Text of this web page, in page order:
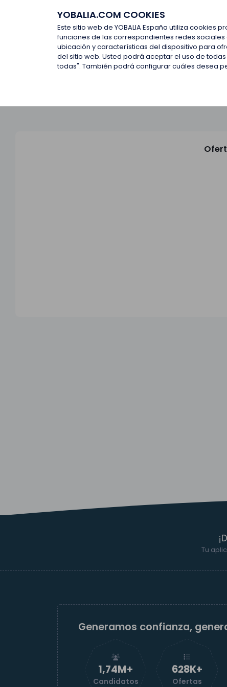
YOBALIA.COM COOKIES
Este sitio web de YOBALIA España utiliza
funciones de las correspondientes redes
ubicación y características del dispositivo para
del sitio web. Usted podrá aceptar el uso de
todas". También podrá configurar cuáles desea
Últimas ofertas
Últimas ofertas
Tu
Generamos confianza,
1,74M+
Candidatos
629K+
Ofertas